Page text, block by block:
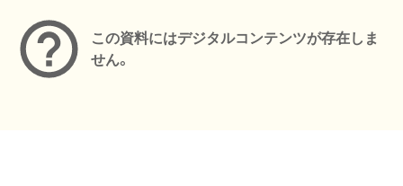
この資料にはデジタルコンテンツが存在しま
せん。